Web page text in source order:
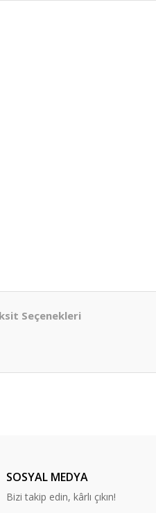
Seçenekleri
SOSYAL MEDYA
Bizi takip edin, kârlı çıkın!